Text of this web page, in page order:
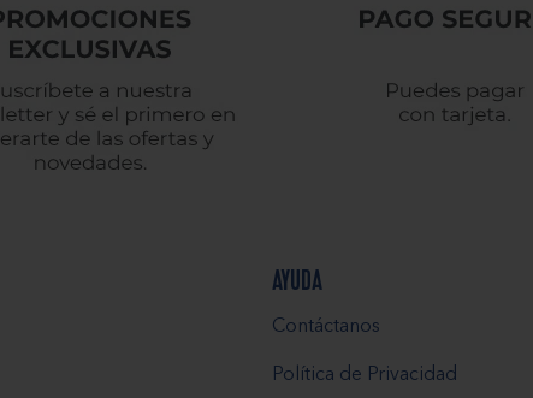
AYUDA
Contáctanos
Política de Privacidad